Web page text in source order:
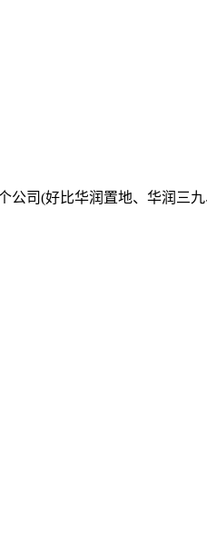
(好比华润置地、华润三